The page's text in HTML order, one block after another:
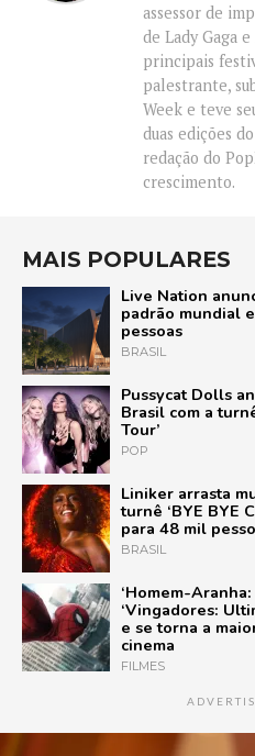
assessor de
de Lady Gaga
principais
palestrante,
Week e teve
duas edições
redação do
crescimento.
MAIS POPULARES
Live Nation
padrão mundial
pessoas
BRASIL
Pussycat Dolls
Brasil com a
Tour’
POP
Liniker arrasta
turnê ‘BYE BYE
para 48 mil
BRASIL
‘Homem-
‘Vingadores:
e se torna a
cinema
FILMES